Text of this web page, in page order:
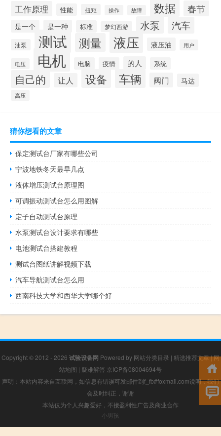
工作原理 性能 扭矩 操作 故障 数据 春节
是一个 是一种 标准 梦幻西游 水泵 汽车
油泵 测试 测量 液压 液压油 用户
电压 电机 电脑 疫情 的人 系统
自己的 让人 设备 车辆 阀门 马达
高压
猜你想看的文章
保定测试台厂家有哪些公司
宁波地铁冬天最早几点
液体增压测试台原理图
可调振动测试台怎么用图解
定子自动测试台原理
水泵测试台设计要求有哪些
电池测试台搭建教程
测试台图纸讲解视频下载
汽车导航测试台怎么用
西南科技大学和西华大学哪个好
Copyright © 2012 - 2026 试验设备网 Powered by 网站分类目录 | 精选推荐文章|网
站地图 | 疑难解答 京ICP备08004694号
声明：本站内容来自互联网，如信息有错误可发邮件到f_fb#foxmail.com说明，我们
会及时纠正，谢谢
本站仅为个人兴趣爱好，不接盈利性广告及商业合作
小男孩